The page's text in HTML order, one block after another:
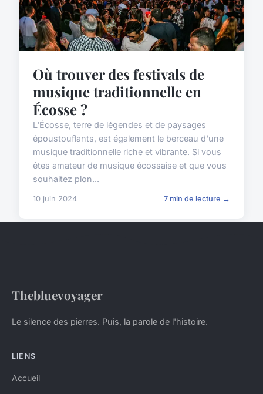
Où trouver des festivals de
musique traditionnelle en
Écosse ?
L'Écosse, terre de légendes et de paysages
époustouflants, est également le berceau d'une
musique traditionnelle riche et vibrante. Si vous
êtes amateur de musique écossaise et que vous
souhaitez plon...
10 juin 2024 7 min de lecture →
Thebluevoyager
Le silence des pierres. Puis, la parole de l'histoire.
LIENS
Accueil